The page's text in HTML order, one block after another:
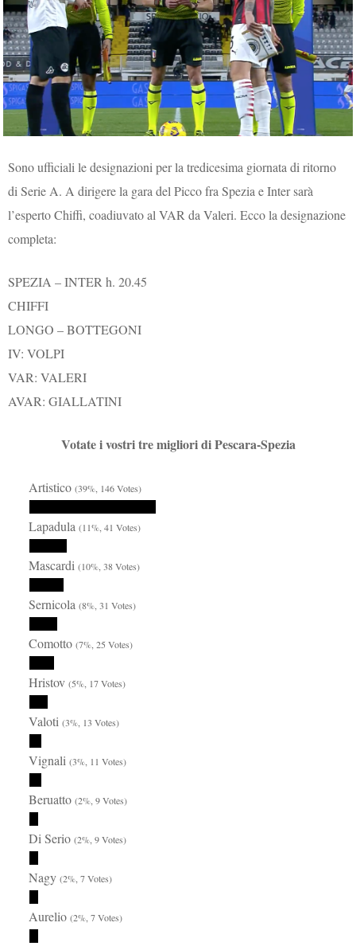
Sono ufficiali le designazioni per la tredicesima giornata di ritorno
di Serie A. A dirigere la gara del Picco fra Spezia e Inter sarà
l’esperto Chiffi, coadiuvato al VAR da Valeri. Ecco la designazione
completa:
SPEZIA – INTER h. 20.45
CHIFFI
LONGO – BOTTEGONI
IV: VOLPI
VAR: VALERI
AVAR: GIALLATINI
Votate i vostri tre migliori di Pescara-Spezia
Artistico(39%, 146 Votes)
Lapadula(11%, 41 Votes)
Mascardi(10%, 38 Votes)
Sernicola(8%, 31 Votes)
Comotto(7%, 25 Votes)
Hristov(5%, 17 Votes)
Valoti(3%, 13 Votes)
Vignali(3%, 11 Votes)
Beruatto(2%, 9 Votes)
Di Serio(2%, 9 Votes)
Nagy(2%, 7 Votes)
Aurelio(2%, 7 Votes)